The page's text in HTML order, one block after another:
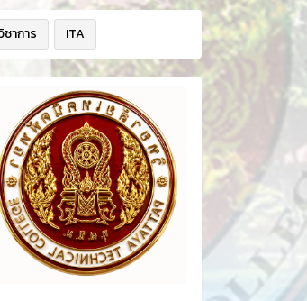
าการ ITA